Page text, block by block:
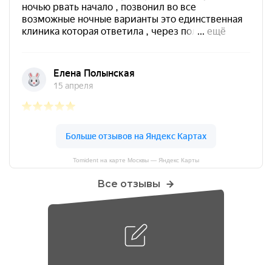
Все отзывы
Tomident на карте Москвы — Яндекс Карты